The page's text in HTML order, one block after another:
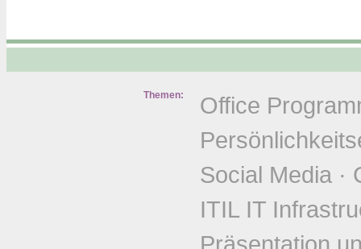
Themen:
Office
Social Media ·
ITIL IT